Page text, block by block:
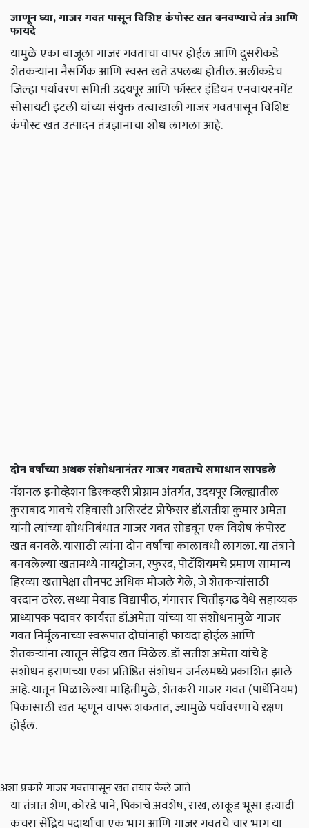
जाणून घ्या, गाजर गवत पासून विशिष्ट कंपोस्ट खत बनवण्याचे तंत्र आणि
फायदे
यामुळे एका बाजूला गाजर गवताचा वापर होईल आणि दुसरीकडे
शेतकऱ्यांना नैसर्गिक आणि स्वस्त खते उपलब्ध होतील. अलीकडेच
जिल्हा पर्यावरण समिती उदयपूर आणि फॉस्टर इंडियन एनवायरनमेंट
सोसायटी इंटली यांच्या संयुक्त तत्वाखाली गाजर गवतपासून विशिष्ट
कंपोस्ट खत उत्पादन तंत्रज्ञानाचा शोध लागला आहे.
दोन वर्षांच्या अथक संशोधनानंतर गाजर गवताचे समाधान सापडले
नॅशनल इनोव्हेशन डिस्कव्हरी प्रोग्राम अंतर्गत, उदयपूर जिल्ह्यातील
कुराबाद गावचे रहिवासी असिस्टंट प्रोफेसर डॉ.सतीश कुमार अमेता
यांनी त्यांच्या शोधनिबंधात गाजर गवत सोडवून एक विशेष कंपोस्ट
खत बनवले. यासाठी त्यांना दोन वर्षाचा कालावधी लागला. या तंत्राने
बनवलेल्या खतामध्ये नायट्रोजन, स्फुरद, पोटॅशियमचे प्रमाण सामान्य
हिरव्या खतापेक्षा तीनपट अधिक मोजले गेले, जे शेतकऱ्यांसाठी
वरदान ठरेल. सध्या मेवाड विद्यापीठ, गंगारार चित्तौड़गढ येथे सहाय्यक
प्राध्यापक पदावर कार्यरत डॉ.अमेता यांच्या या संशोधनामुळे गाजर
गवत निर्मूलनाच्या स्वरूपात दोघांनाही फायदा होईल आणि
शेतकऱ्यांना त्यातून सेंद्रिय खत मिळेल. डॉ सतीश अमेता यांचे हे
संशोधन इराणच्या एका प्रतिष्ठित संशोधन जर्नलमध्ये प्रकाशित झाले
आहे. यातून मिळालेल्या माहितीमुळे, शेतकरी गाजर गवत (पार्थेनियम)
पिकासाठी खत म्हणून वापरू शकतात, ज्यामुळे पर्यावरणाचे रक्षण
होईल.
अशा प्रकारे गाजर गवतपासून खत तयार केले जाते
या तंत्रात शेण, कोरडे पाने, पिकाचे अवशेष, राख, लाकूड भूसा इत्यादी
कचरा सेंद्रिय पदार्थाचा एक भाग आणि गाजर गवतचे चार भाग या